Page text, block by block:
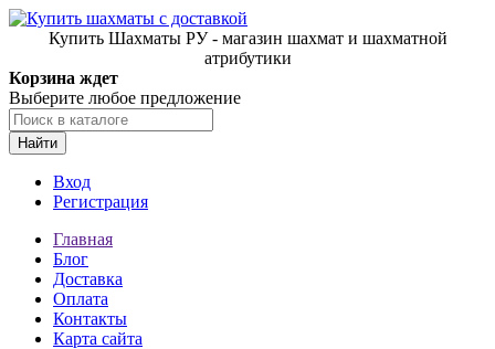
Купить Шахматы РУ - магазин шахмат и шахматной
атрибутики
Корзина ждет
Выберите любое предложение
Найти
Вход
Регистрация
Главная
Блог
Доставка
Оплата
Контакты
Карта сайта